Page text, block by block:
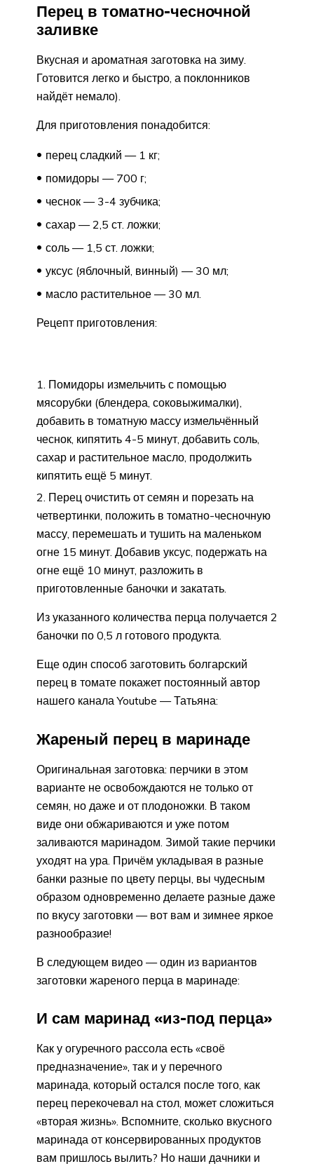
Перец в томатно-чесночной
заливке
Вкусная и ароматная заготовка на зиму.
Готовится легко и быстро, а поклонников
найдёт немало).
Для приготовления понадобится:
перец сладкий — 1 кг;
помидоры — 700 г;
чеснок — 3-4 зубчика;
сахар — 2,5 ст. ложки;
соль — 1,5 ст. ложки;
уксус (яблочный, винный) — 30 мл;
масло растительное — 30 мл.
Рецепт приготовления:
Помидоры измельчить с помощью
мясорубки (блендера, соковыжималки),
добавить в томатную массу измельчённый
чеснок, кипятить 4-5 минут, добавить соль,
сахар и растительное масло, продолжить
кипятить ещё 5 минут.
Перец очистить от семян и порезать на
четвертинки, положить в томатно-чесночную
массу, перемешать и тушить на маленьком
огне 15 минут. Добавив уксус, подержать на
огне ещё 10 минут, разложить в
приготовленные баночки и закатать.
Из указанного количества перца получается 2
баночки по 0,5 л готового продукта.
Еще один способ заготовить болгарский
перец в томате покажет постоянный автор
нашего канала Youtube — Татьяна:
Жареный перец в маринаде
Оригинальная заготовка: перчики в этом
варианте не освобождаются не только от
семян, но даже и от плодоножки. В таком
виде они обжариваются и уже потом
заливаются маринадом. Зимой такие перчики
уходят на ура. Причём укладывая в разные
банки разные по цвету перцы, вы чудесным
образом одновременно делаете разные даже
по вкусу заготовки — вот вам и зимнее яркое
разнообразие!
В следующем видео — один из вариантов
заготовки жареного перца в маринаде:
И сам маринад «из-под перца»
Как у огуречного рассола есть «своё
предназначение», так и у перечного
маринада, который остался после того, как
перец перекочевал на стол, может сложиться
«вторая жизнь». Вспомните, сколько вкусного
маринада от консервированных продуктов
вам пришлось вылить? Но наши дачники и